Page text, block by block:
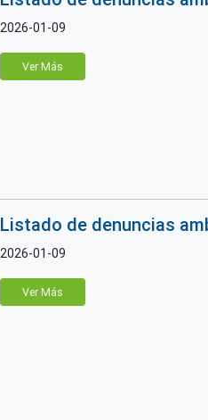
2026-01-09
Ver Más
Listado de denuncias
2026-01-09
Ver Más